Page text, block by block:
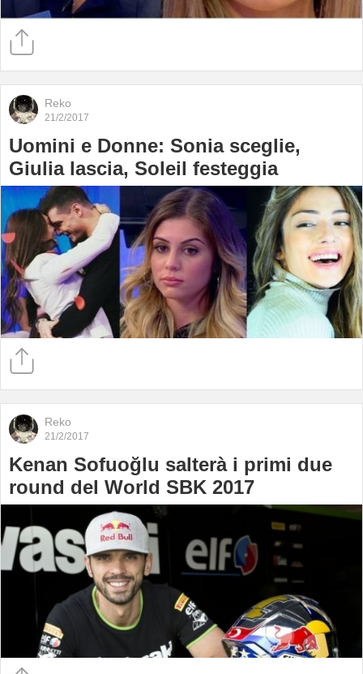
Reko
21/2/2017
Uomini e Donne: Sonia sceglie,
Giulia lascia, Soleil festeggia
Reko
21/2/2017
Kenan Sofuoğlu salterà i primi due
round del World SBK 2017